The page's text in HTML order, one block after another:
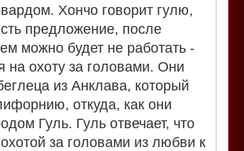
Хончо говорит гулю,
предложение, после
можно будет не работать -
на охоту за головами. Они
из Анклава, который
откуда, как они
Гуль. Гуль отвечает, что
за головами из любви к